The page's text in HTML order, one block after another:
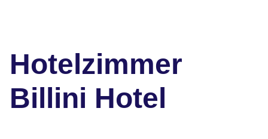
Hotelzimmer
Billini Hotel